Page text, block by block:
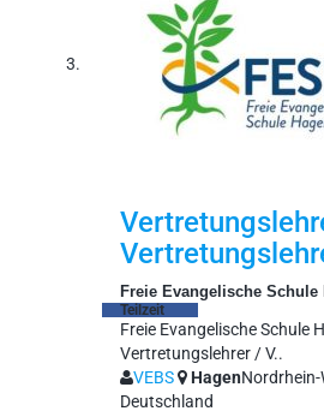
Freie Evangelische Schule
Teilzeit
Freie Evangelische Schule
Vertretungslehrer / V..
VEBS
Hagen
Deutschland